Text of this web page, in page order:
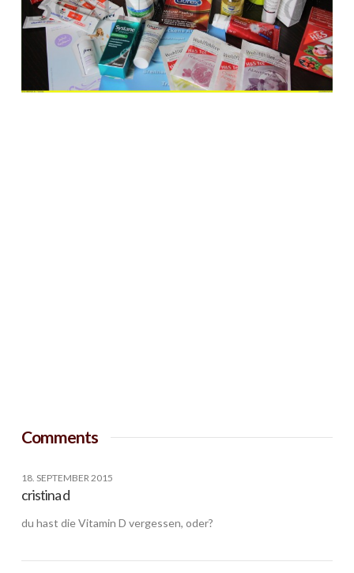
Comments
18. SEPTEMBER 2015
cristina d
du hast die Vitamin D vergessen, oder?